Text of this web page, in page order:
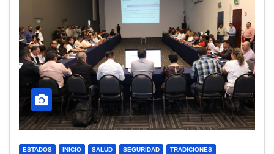
ESTADOS INICIO SALUD SEGURIDAD TRADICIONES